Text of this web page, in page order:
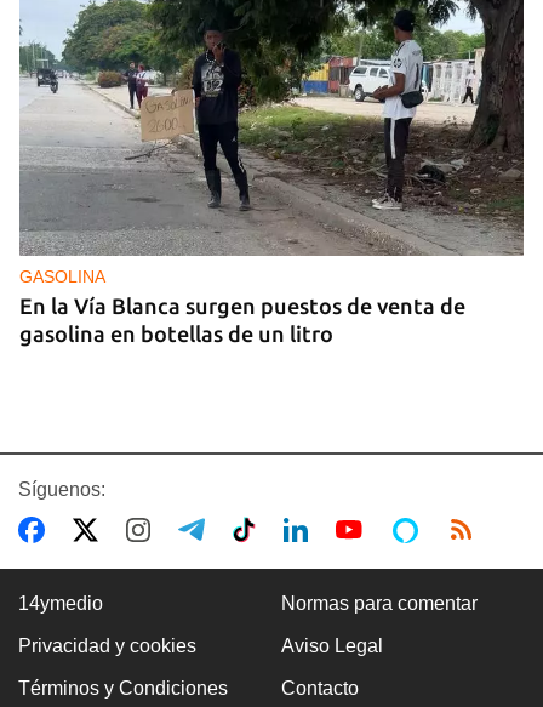
GASOLINA
En la Vía Blanca surgen puestos de venta de
gasolina en botellas de un litro
Premio Literario Lourdes Gil 2026 en Poesía
Síguenos:
14ymedio Normas para comentar
Privacidad y cookies Aviso Legal
Términos y Condiciones Contacto